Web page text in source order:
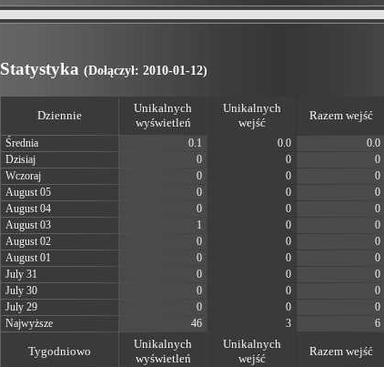
Statystyka (Dołączył: 2010-01-12)
Dziennie
Unikalnych
wyświetleń
Unikalnych
wejść
Razem wejść
Średnia 0.1 0.0 0.0
Dzisiaj
0 0 0
Wczoraj
0 0 0
August 05
0 0 0
August 04
0 0 0
August 03
1 0 0
August 02
0 0 0
August 01
0 0 0
July 31
0 0 0
July 30
0 0 0
July 29
0 0 0
Najwyższe
46 3 6
Tygodniowo
Unikalnych
wyświetleń
Unikalnych
wejść
Razem wejść